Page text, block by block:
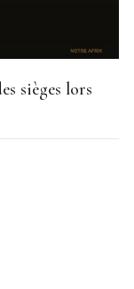
sièges lors